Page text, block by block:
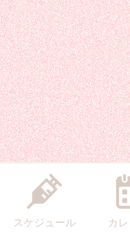
スケジュール カ